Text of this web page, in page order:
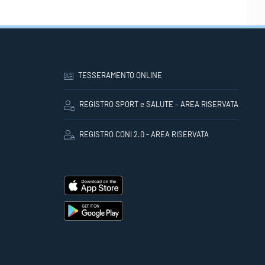
TESSERAMENTO ONLINE
REGISTRO SPORT e SALUTE – AREA RISERVATA
REGISTRO CONI 2.0 - AREA RISERVATA